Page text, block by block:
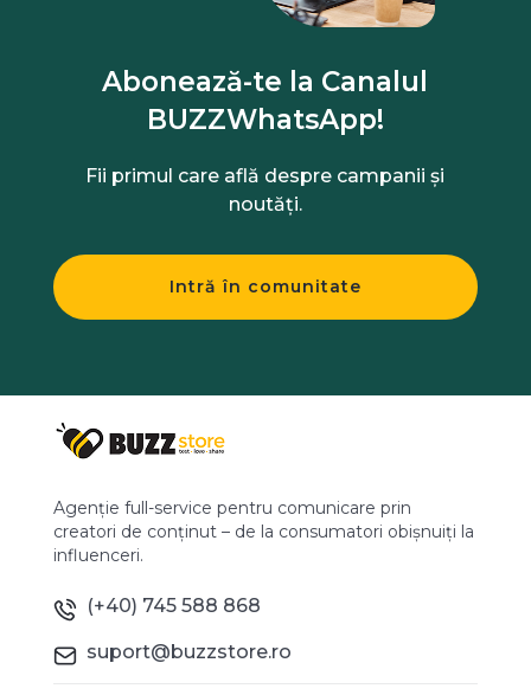
Abonează-te la Canalul
BUZZWhatsApp!
Fii primul care află despre campanii și
noutăți.
Intră în comunitate
Agenție full-service pentru comunicare prin
creatori de conținut – de la consumatori obișnuiți la
influenceri.
(+40) 745 588 868
suport@buzzstore.ro